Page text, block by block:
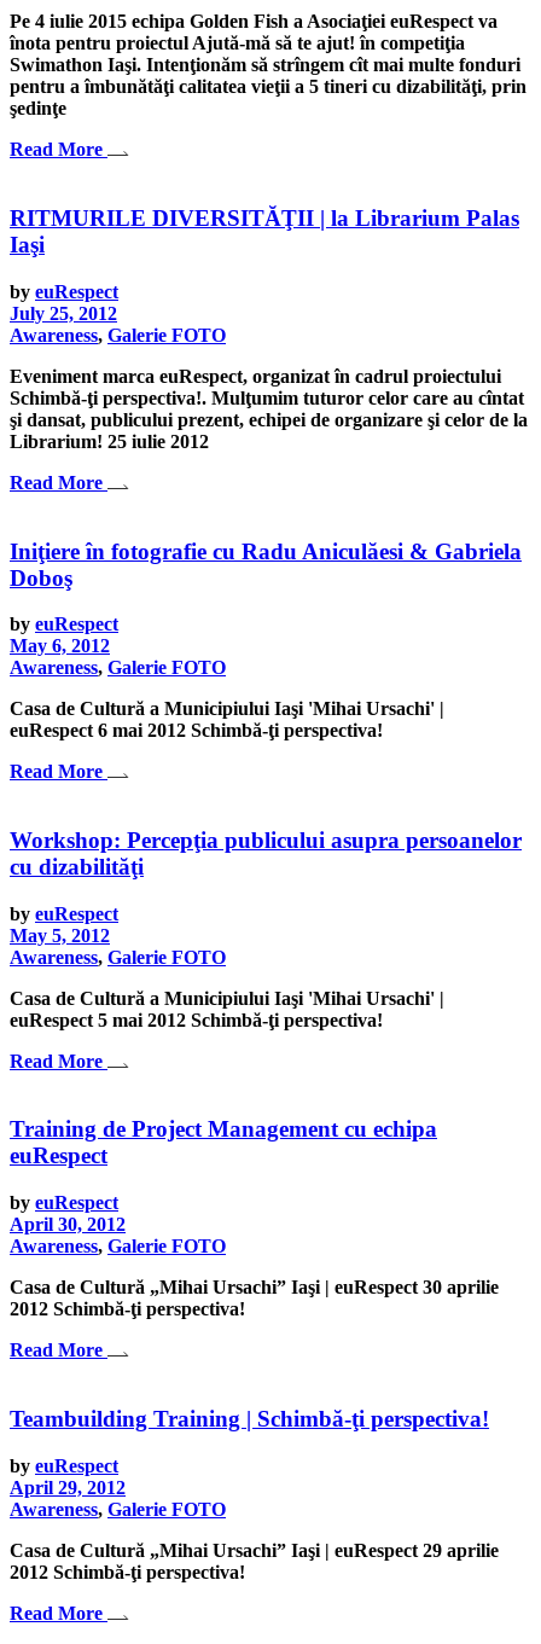
Pe 4 iulie 2015 echipa Golden Fish a Asociaţiei euRespect va
înota pentru proiectul Ajută-mă să te ajut! în competiţia
Swimathon Iaşi. Intenţionăm să strîngem cît mai multe fonduri
pentru a îmbunătăţi calitatea vieţii a 5 tineri cu dizabilităţi, prin
şedinţe
Read More
RITMURILE DIVERSITĂŢII | la Librarium Palas
Iaşi
by euRespect
July 25, 2012
Awareness, Galerie FOTO
Eveniment marca euRespect, organizat în cadrul proiectului
Schimbă-ţi perspectiva!. Mulţumim tuturor celor care au cîntat
şi dansat, publicului prezent, echipei de organizare şi celor de la
Librarium! 25 iulie 2012
Read More
Iniţiere în fotografie cu Radu Aniculăesi & Gabriela
Doboş
by euRespect
May 6, 2012
Awareness, Galerie FOTO
Casa de Cultură a Municipiului Iaşi 'Mihai Ursachi' |
euRespect 6 mai 2012 Schimbă-ţi perspectiva!
Read More
Workshop: Percepţia publicului asupra persoanelor
cu dizabilităţi
by euRespect
May 5, 2012
Awareness, Galerie FOTO
Casa de Cultură a Municipiului Iaşi 'Mihai Ursachi' |
euRespect 5 mai 2012 Schimbă-ţi perspectiva!
Read More
Training de Project Management cu echipa
euRespect
by euRespect
April 30, 2012
Awareness, Galerie FOTO
Casa de Cultură „Mihai Ursachi” Iaşi | euRespect 30 aprilie
2012 Schimbă-ţi perspectiva!
Read More
Teambuilding Training | Schimbă-ţi perspectiva!
by euRespect
April 29, 2012
Awareness, Galerie FOTO
Casa de Cultură „Mihai Ursachi” Iaşi | euRespect 29 aprilie
2012 Schimbă-ţi perspectiva!
Read More